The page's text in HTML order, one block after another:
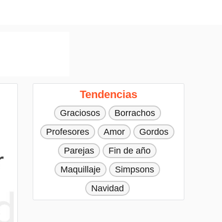
Tendencias
Graciosos
Borrachos
Profesores
Amor
Gordos
Parejas
Fin de año
Maquillaje
Simpsons
Navidad